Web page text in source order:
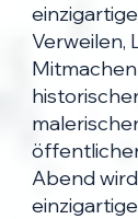
Verweilen,
Abend